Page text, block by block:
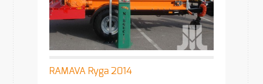
RAMAVA Ryga 2014